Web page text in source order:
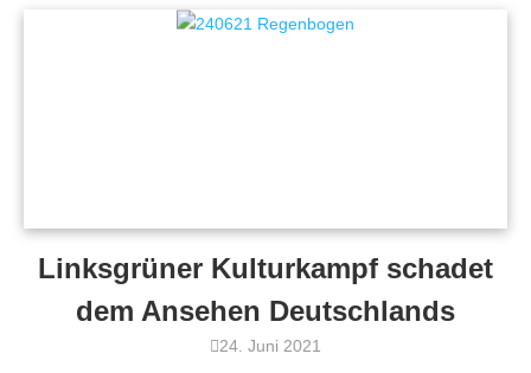
Linksgrüner Kulturkampf schadet
dem Ansehen Deutschlands
24. Juni 2021